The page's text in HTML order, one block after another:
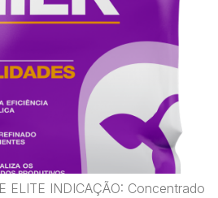
ELITE INDICAÇÃO: Concentrado